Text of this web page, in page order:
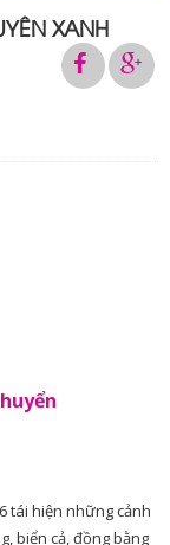
XANH
tái hiện những cảnh
biển cả, đồng bằng